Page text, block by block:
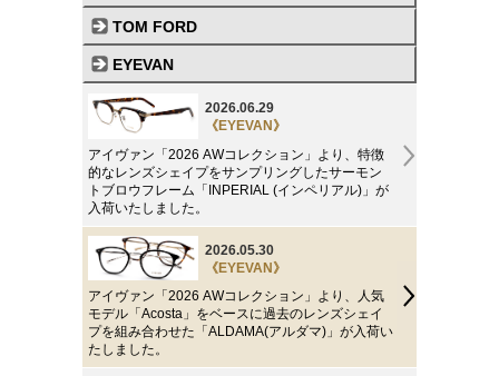
TOM FORD
EYEVAN
2026.06.29
《EYEVAN》
アイヴァン「2026 AWコレクション」より、特徴
的なレンズシェイプをサンプリングしたサーモン
トブロウフレーム「INPERIAL (インペリアル)」が
入荷いたしました。
2026.05.30
《EYEVAN》
アイヴァン「2026 AWコレクション」より、人気
モデル「Acosta」をベースに過去のレンズシェイ
プを組み合わせた「ALDAMA(アルダマ)」が入荷い
たしました。